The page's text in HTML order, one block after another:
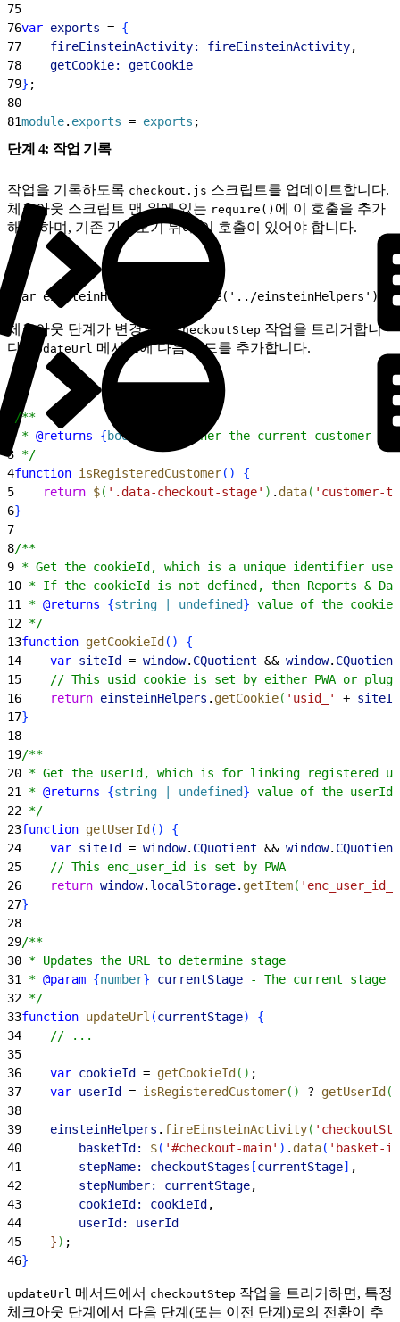
75
76var exports = {
77
    fireEinsteinActivity:
fireEinsteinActivity,
78
    getCookie:
getCookie
79} ;
80
81module. exports = exports ;
단계 4: 작업 기록
작업을 기록하도록 checkout.js 스크립트를 업데이트합니다.
체크아웃 스크립트 맨 위에 있는 require() 에 이 호출을 추가
해야 하며, 기존 가져오기 뒤에 이 호출이 있어야 합니다.
var einsteinHelpers = require('../einsteinHelpers');
체크아웃 단계가 변경되면 checkoutStep 작업을 트리거합니
다.
updateUrl 메서드에 다음 코드를 추가합니다.
/**
* @returns {boolean
whether the current customer
3 */
4function isRegisteredCustomer( )
{
5
    return
$( '.data-checkout-stage' ) . data( 'customer-
6}
7
8/**
9 * Get the cookieId, which is a unique identifier
10 * If the cookieId is not defined, then Reports &
11
* @returns {string | undefined} value of the
12 */
13function getCookieId ( )
{
14
    var
siteId = window. CQuotient && window. CQuotient
15
// This usid cookie is set by either PWA or
16
    return
einsteinHelpers . getCookie( 'usid_' + siteId
17}
18
19/**
20 * Get the userId, which is for linking registered
21
* @returns {string | undefined} value of the userId
22 */
23function getUserId ( )
{
24
    var
siteId = window. CQuotient && window. CQuotient
25
    // This enc_user_id is set by PWA
26
    return
window. localStorage. getItem( 'enc_user_id_'
27}
28
29/**
30 * Updates the URL to determine stage
31
* @param {number} currentStage - The current stage
32 */
33function updateUrl (currentStage)
{
34
    // ...
35
36
    var
cookieId = getCookieId ( ) ;
37
    var
userId = isRegisteredCustomer( ) ? getUserId (
38
39
    einsteinHelpers
. fireEinsteinActivity(
40
        basketId:
$( '#checkout-main' ) . data( 'basket-
41
        stepName:
checkoutStages [currentStage] ,
42
        stepNumber:
currentStage,
43
        cookieId:
cookieId ,
44
        userId:
userId
45
}) ;
46}
updateUrl 메서드에서 checkoutStep 작업을 트리거하면, 특정
체크아웃 단계에서 다음 단계(또는 이전 단계)로의 전환이 추